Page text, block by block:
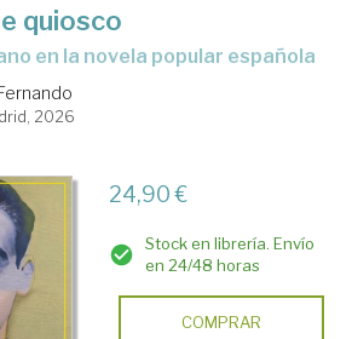
quiosco
en la novela popular española
2026
24,90 €
Stock en librería. Envío
en 24/48 horas
COMPRAR